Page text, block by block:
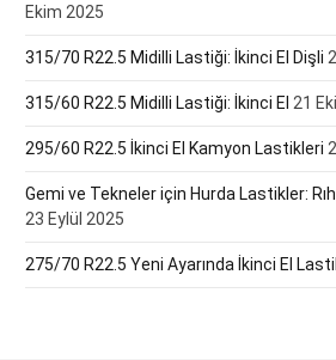
Ekim 2025
315/70 R22.5 Midilli Lastiği: İkinci El Dişli
315/60 R22.5 Midilli Lastiği: İkinci El 21
295/60 R22.5 İkinci El Kamyon Lastikleri
Gemi ve Tekneler için Hurda Lastikler:
23 Eylül 2025
275/70 R22.5 Yeni Ayarında İkinci El